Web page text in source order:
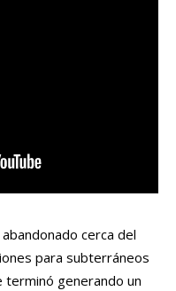
cerca del
para subterráneos
terminó generando un